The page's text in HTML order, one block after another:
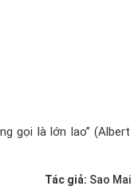
gọi là lớn lao” (Albert
Tác giả: Sao Mai